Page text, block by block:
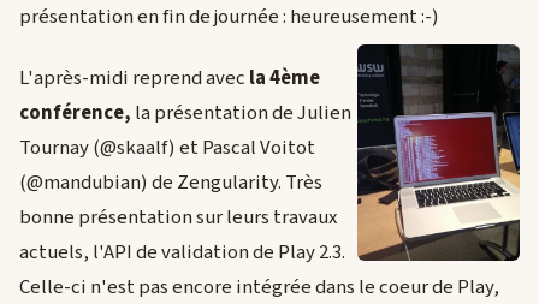
présentation en fin de journée : heureusement :-)
L'après-midi reprend avec la 4ème
conférence, la présentation de Julien
Tournay (@skaalf) et Pascal Voitot
(@mandubian) de Zengularity. Très
bonne présentation sur leurs travaux
actuels, l'API de validation de Play 2.3.
Celle-ci n'est pas encore intégrée dans le coeur de Play,